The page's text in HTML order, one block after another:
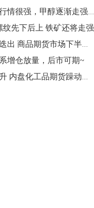
近2%，菜粕涨1.54%。
内期货机构对8月5日的原
猎鹰解期：化工行情很强，甲醇逐渐走强上攻区间分批进场多单​
纹先下后上 铁矿还将走强
上半年明星品种迭出 商品期货市场下半年投资机会在哪
增仓放量，后市可期~
美布两油强劲拉升 内盘化工品期货躁动！PTA主力逼近涨停价